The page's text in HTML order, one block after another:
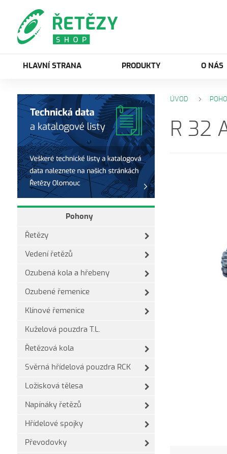
HLAVNÍ STRANA PRODUKTY O NÁS
Pohony
Řetězy
Vedení řetězů
Ozubená kola a hřebeny
Ozubené řemenice
Klínové řemenice
Kuželová pouzdra T.L.
Řetězová kola
Svěrná hřídelová pouzdra RCK
Ložisková tělesa
Napínáky řetězů
Hřídelové spojky
Převodovky
ÚVOD
R 32